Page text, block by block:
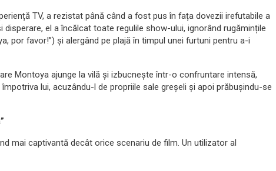
TV, a rezistat până când a fost pus în fața dovezii irefutabile a
el a încălcat toate regulile show-ului, ignorând rugămințile
por favor!”) și alergând pe plajă în timpul unei furtuni pentru a-i
Montoya ajunge la vilă și izbucnește într-o confruntare intensă,
lui, acuzându-l de propriile sale greșeli și apoi prăbușindu-se
mai captivantă decât orice scenariu de film. Un utilizator al